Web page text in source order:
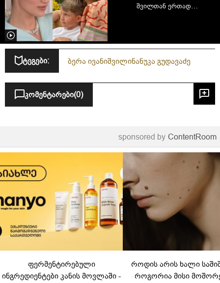
შვილთან ერთად
ტეგები: ბერა ივანიშვილინანუკა გუდავაძე
კომენტარები(0)
sponsored by ContentRoom
ფერმენტირებული
ინგრედიენტები კანის მოვლაში -
როდის არის ხალი
როგორია მისი